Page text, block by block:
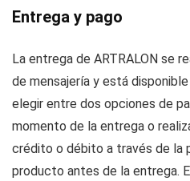
Entrega y pago
La entrega de ARTRALON se
de mensajería y está
elegir entre dos opciones de
momento de la entrega o
crédito o débito a través de la
producto antes de la entrega.